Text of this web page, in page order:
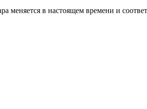
меняется в настоящем времени и